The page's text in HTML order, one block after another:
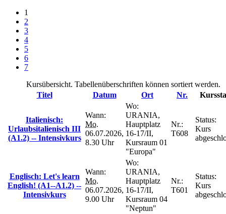
1
2
3
4
5
6
7
Kursübersicht. Tabellenüberschriften können sortiert werden.
Titel
Datum Ort Nr.
Italienisch:
Urlaubsitalienisch III
(A1.2) -- Intensivkurs
Wann:
Mo.
06.07.2026,
8.30 Uhr
Wo:
URANIA,
Hauptplatz
16-17/II,
Kursraum 01
"Europa"
Nr.:
T608
Status:
Kurs
Englisch: Let's learn
English! (A1--A1.2) --
Intensivkurs
Wann:
Mo.
06.07.2026,
9.00 Uhr
Wo:
URANIA,
Hauptplatz
16-17/II,
Kursraum 04
"Neptun"
Nr.:
T601
Status:
Kurs